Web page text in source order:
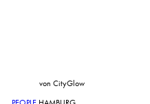
von CityGlow